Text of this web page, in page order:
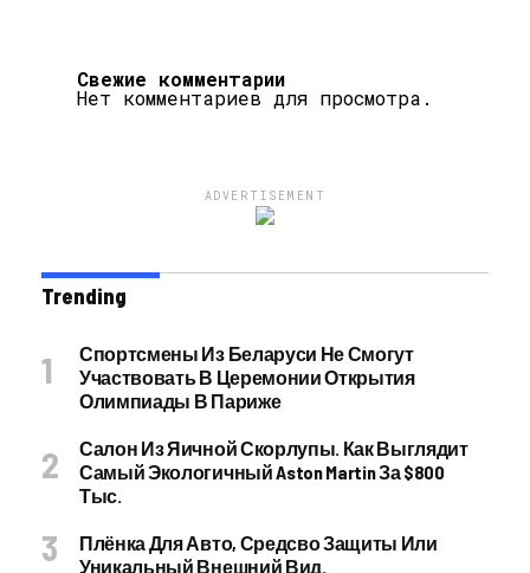
Свежие комментарии
Нет комментариев для просмотра.
ADVERTISEMENT
Trending
Спортсмены Из Беларуси Не Смогут
Участвовать В Церемонии Открытия
Олимпиады В Париже
Салон Из Яичной Скорлупы. Как Выглядит
Самый Экологичный Aston Martin За $800
Тыс.
Плёнка Для Авто, Средсво Защиты Или
Уникальный Внешний Вид.